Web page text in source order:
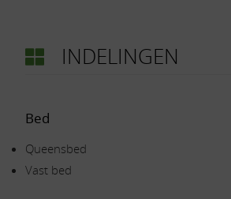
INDELINGEN
Bed
Queensbed
Vast bed